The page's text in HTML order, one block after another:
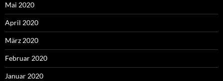
Mai 2020
April 2020
März 2020
Februar 2020
Januar 2020